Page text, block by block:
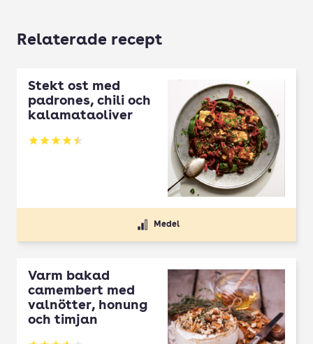
Relaterade recept
Stekt ost med
padrones, chili och
kalamataoliver
Betyg: 4.5 av 5
Medel
Varm bakad
camembert med
valnötter, honung
och timjan